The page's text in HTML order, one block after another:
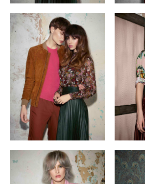
Салонный бизнес
Искусство преподавания
Обучение парикмахеров с нуля
Обучение у вас в салоне
Обучение с нуля